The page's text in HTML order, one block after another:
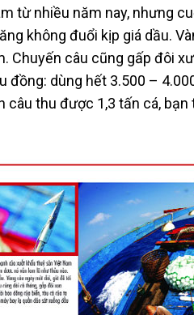
từ nhiều năm nay, nhưng
không đuổi kịp giá dầu.
Chuyến câu cũng gấp đôi
đồng: dùng hết 3.500 –
câu thu được 1,3 tấn cá,